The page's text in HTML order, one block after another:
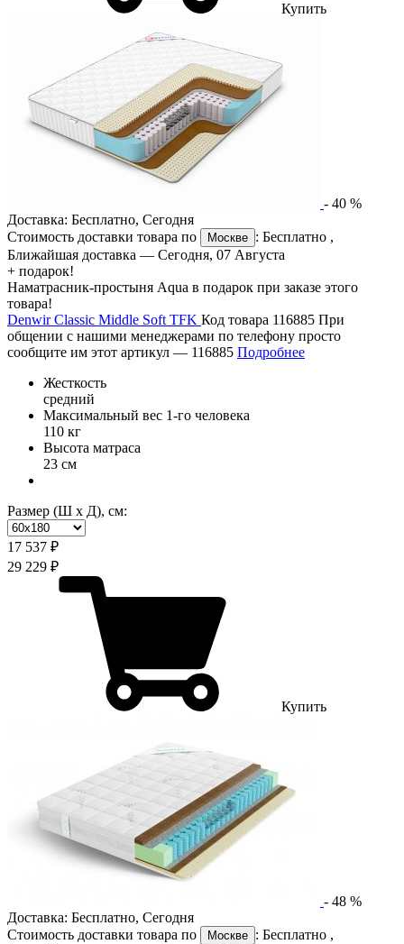
Купить
- 40 %
Доставка: Бесплатно, Сегодня
Стоимость доставки товара по
Москве : Бесплатно ,
Ближайшая доставка — Сегодня, 07 Августа
+ подарок!
Наматрасник-простыня Aqua в подарок при заказе этого
товара!
Denwir Classic Middle Soft TFK Код товара 116885 При
общении с нашими менеджерами по телефону просто
сообщите им этот артикул — 116885 Подробнее
Жесткость
средний
Максимальный вес 1-го человека
110 кг
Высота матраса
23 см
Размер (Ш х Д), см:
17 537 ₽
29 229 ₽
Купить
- 48 %
Доставка: Бесплатно, Сегодня
Стоимость доставки товара по
Москве : Бесплатно ,